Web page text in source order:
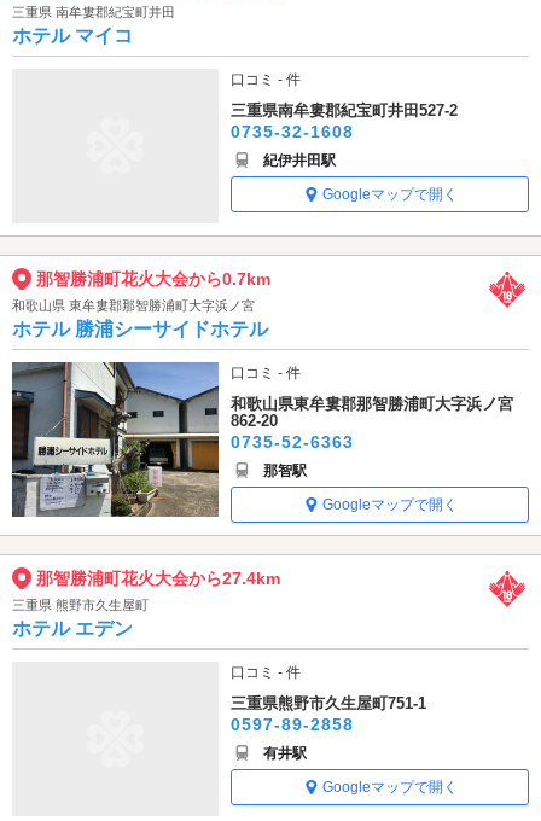
三重県 南牟婁郡紀宝町井田
ホテル マイコ
口コミ - 件
三重県南牟婁郡紀宝町井田527-2
0735-32-1608
紀伊井田駅
Googleマップで開く
那智勝浦町花火大会から0.7km
和歌山県 東牟婁郡那智勝浦町大字浜ノ宮
ホテル 勝浦シーサイドホテル
口コミ - 件
和歌山県東牟婁郡那智勝浦町大字浜ノ宮
862-20
0735-52-6363
那智駅
Googleマップで開く
那智勝浦町花火大会から27.4km
三重県 熊野市久生屋町
ホテル エデン
口コミ - 件
三重県熊野市久生屋町751-1
0597-89-2858
有井駅
Googleマップで開く